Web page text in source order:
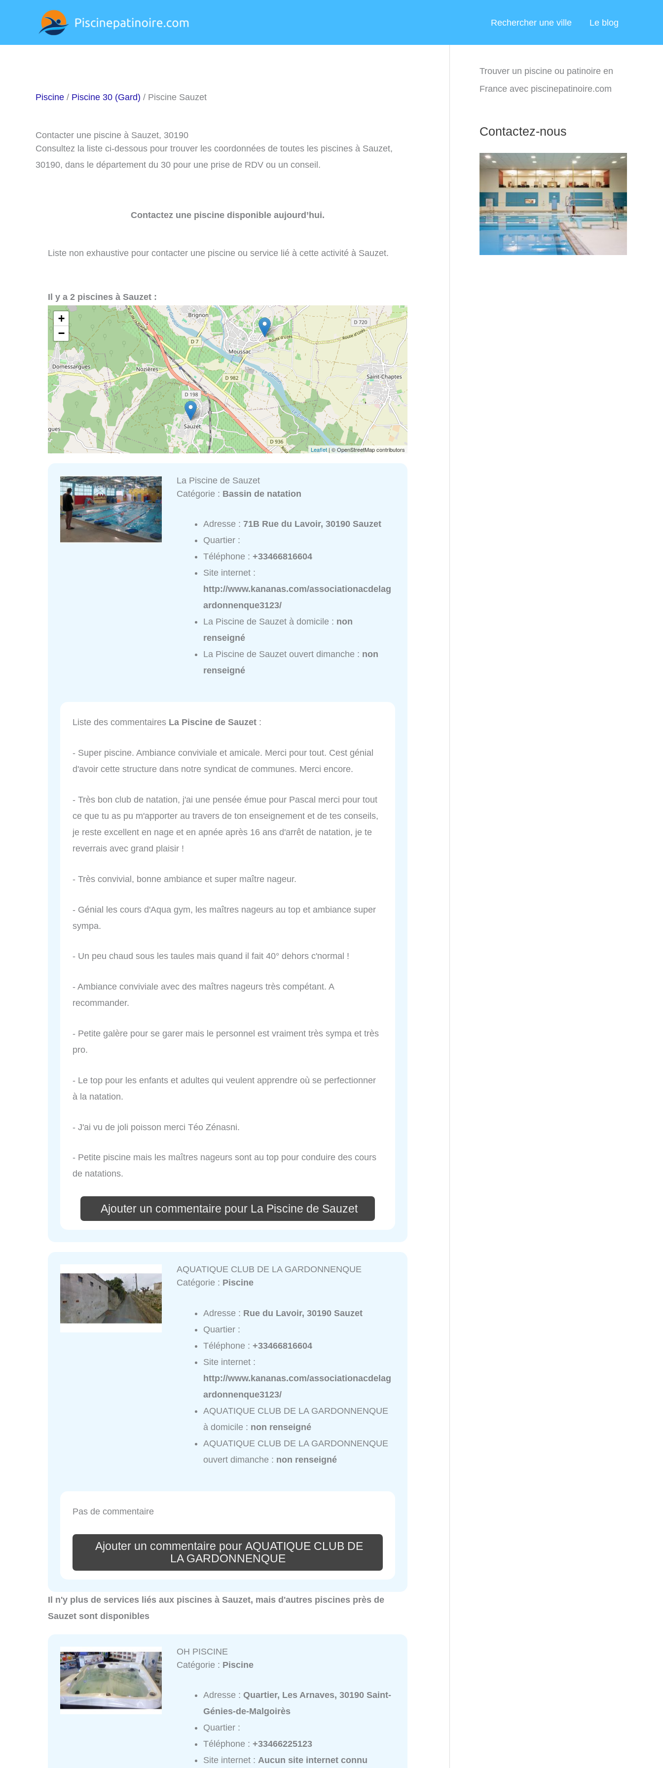
Rechercher une ville Le blog
Piscine / Piscine 30 (Gard) / Piscine Sauzet
Contacter une piscine à Sauzet, 30190
Consultez la liste ci-dessous pour trouver les coordonnées de toutes les piscines à Sauzet,
30190, dans le département du 30 pour une prise de RDV ou un conseil.
Contactez une piscine disponible aujourd’hui.
Liste non exhaustive pour contacter une piscine ou service lié à cette activité à Sauzet.
Il y a 2 piscines à Sauzet :
+
−
Leaflet| © OpenStreetMap contributors
La Piscine de Sauzet
Catégorie : Bassin de natation
Adresse :71B Rue du Lavoir, 30190 Sauzet
Quartier :
Téléphone :+33466816604
Site internet :
http://www.kananas.com/associationacdelag
ardonnenque3123/
La Piscine de Sauzet à domicile : non
renseigné
La Piscine de Sauzet ouvert dimanche : non
renseigné
Liste des commentaires La Piscine de Sauzet :
- Super piscine. Ambiance conviviale et amicale. Merci pour tout. Cest génial
d'avoir cette structure dans notre syndicat de communes. Merci encore.
- Très bon club de natation, j'ai une pensée émue pour Pascal merci pour tout
ce que tu as pu m'apporter au travers de ton enseignement et de tes conseils,
je reste excellent en nage et en apnée après 16 ans d'arrêt de natation, je te
reverrais avec grand plaisir !
- Très convivial, bonne ambiance et super maître nageur.
- Génial les cours d'Aqua gym, les maîtres nageurs au top et ambiance super
sympa.
- Un peu chaud sous les taules mais quand il fait 40° dehors c'normal !
- Ambiance conviviale avec des maîtres nageurs très compétant. A
recommander.
- Petite galère pour se garer mais le personnel est vraiment très sympa et très
pro.
- Le top pour les enfants et adultes qui veulent apprendre où se perfectionner
à la natation.
- J'ai vu de joli poisson merci Téo Zénasni.
- Petite piscine mais les maîtres nageurs sont au top pour conduire des cours
de natations.
Ajouter un commentaire pour La Piscine de Sauzet
AQUATIQUE CLUB DE LA GARDONNENQUE
Catégorie : Piscine
Adresse : Rue du Lavoir, 30190 Sauzet
Quartier :
Téléphone :+33466816604
Site internet :
http://www.kananas.com/associationacdelag
ardonnenque3123/
AQUATIQUE CLUB DE LA GARDONNENQUE
à domicile : non renseigné
AQUATIQUE CLUB DE LA GARDONNENQUE
ouvert dimanche : non renseigné
Pas de commentaire
Ajouter un commentaire pour AQUATIQUE CLUB DE
LA GARDONNENQUE
Il n'y plus de services liés aux piscines à Sauzet, mais d'autres piscines près de
Sauzet sont disponibles
OH PISCINE
Catégorie : Piscine
Adresse :Quartier, Les Arnaves, 30190 Saint-
Génies-de-Malgoirès
Quartier :
Téléphone :+33466225123
Site internet :Aucun site internet connu
Trouver un piscine ou patinoire en
France avec piscinepatinoire.com
Contactez-nous